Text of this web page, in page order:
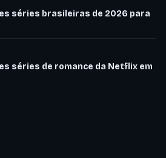
séries brasileiras de 2026 para
séries de romance da Netflix em